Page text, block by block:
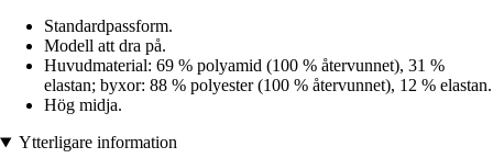
Standardpassform.
Modell att dra på.
Huvudmaterial: 69 % polyamid (100 % återvunnet), 31 %
elastan; byxor: 88 % polyester (100 % återvunnet), 12 % elastan.
Hög midja.
Ytterligare information